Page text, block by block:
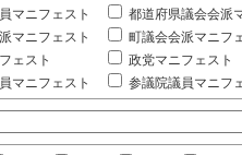
マニフェスト
都道府県議会会派
マニフェスト
町議会会派マニフ
ェスト
政党マニフェスト
マニフェスト
参議院議員マニフ